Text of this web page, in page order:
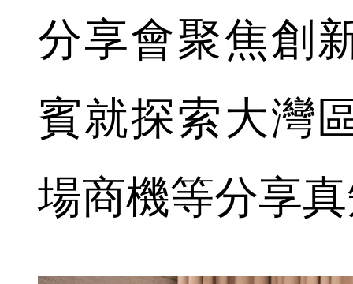
分享會聚焦創
賓就探索大灣
場商機等分享